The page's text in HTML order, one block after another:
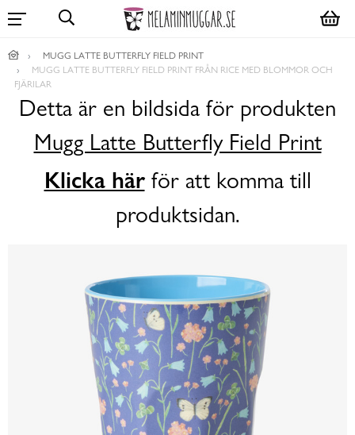
MUGG LATTE BUTTERFLY FIELD PRINT
MUGG LATTE BUTTERFLY FIELD PRINT FRÅN RICE MED BLOMMOR OCH
FJÄRILAR
Detta är en bildsida för produkten
Mugg Latte Butterfly Field Print
Klicka härför att komma till
produktsidan.